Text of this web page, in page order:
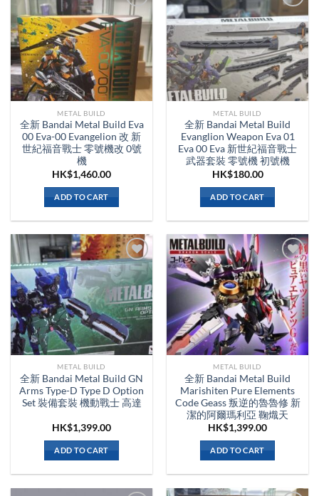
METAL BUILD
全新 Bandai Metal Build Eva
00 Eva-00 Evangelion 改 新
世紀福音戰士 零號機改 0號
機
HK$1,460.00
ADD TO CART
METAL BUILD
全新 Bandai Metal Build
Evanglion Weapon Eva 01
Eva 00 Eva 新世紀福音戰士
武器套裝 零號機 初號機
HK$180.00
ADD TO CART
METAL BUILD
全新 Bandai Metal Build GN
Arms Type-D Type D Option
Set 裝備套裝 機動戰士 高達
HK$1,399.00
ADD TO CART
METAL BUILD
全新 Bandai Metal Build
Marishiten Pure Elements
Code Geass 叛逆的魯魯修 新
潔的阿爾瑪利亞 鞠熾天
HK$1,399.00
ADD TO CART